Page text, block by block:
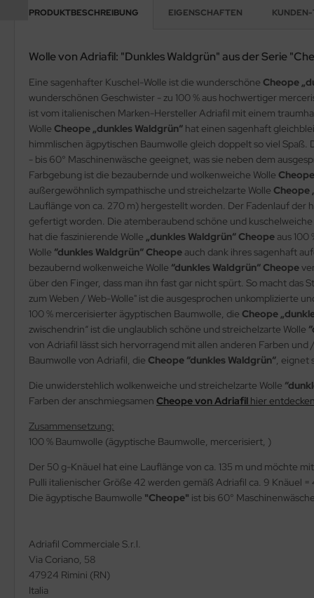
PRODUKTBESCHREIBUNG EIGENSCHAFTEN
Wolle von Adriafil: "Dunkles Waldgrün" aus der Serie
Eine sagenhafter Kuschel-Wolle ist die wunderschöne Cheope
wunderschönen Geschwister - zu 100 % aus hochwertiger
ist vom italienischen Marken-Hersteller Adriafil mit einem
Wolle Cheope „dunkles Waldgrün“ hat einen sagenhaft
himmlischen ägpytischen Baumwolle gleich doppelt so viel Spaß.
- bis 60° Maschinenwäsche geeignet, was sie neben dem
Farbgebung ist die bezaubernde und wolkenweiche Wolle
außergewöhnlich sympathische und streichelzarte Wolle Cheope
Lauflänge von ca. 270 m) hergestellt worden. Der Fadenlauf der
gefertigt worden. Die atemberaubend schöne und kuschelweiche
hat die faszinierende Wolle „dunkles Waldgrün“ Cheope aus
Wolle “dunkles Waldgrün“ Cheope auch dank ihres sagenhaft
bezaubernd wolkenweiche Wolle “dunkles Waldgrün“ Cheope
über den Finger, dass man ihn fast gar nicht spürt. So macht das
zum Weben / Web-Wolle" ist die ausgesprochen unkomplizierte
100 % mercerisierter ägyptischen Baumwolle, die Cheope
zwischendrin“ ist die unglaublich schöne und streichelzarte Wolle
von Adriafil lässt sich hervorragend mit allen anderen Farben
Baumwolle von Adriafil, die Cheope “dunkles Waldgrün“ ,
Die unwiderstehlich wolkenweiche und streichelzarte Wolle
Farben der anschmiegsamen Cheope von Adriafil hier entdecken
Zusammensetzung:
100 % Baumwolle (ägyptische Baumwolle, mercerisiert, )
Der 50 g-Knäuel hat eine Lauflänge von ca. 135 m und möchte
Pulli italienischer Größe 42 werden gemäß Adriafil ca. 9 Knäuel =
Die ägyptische Baumwolle "Cheope" ist bis 60°
Adriafil Commerciale S.r.l.
Via Coriano, 58
47924 Rimini (RN)
Italia